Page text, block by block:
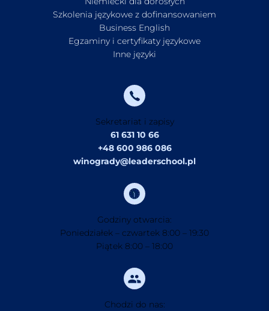
Szkolenia językowe z dofinansowaniem
Business English
Egzaminy i certyfikaty językowe
Inne języki
Sekretariat i zapisy
61 631 10 66
+48 600 986 086
winogrady@leaderschool.pl
Godziny otwarcia:
Poniedziałek – czwartek 8:00 – 19:30
Piątek 8:00 – 18:00
Chodzi do nas: